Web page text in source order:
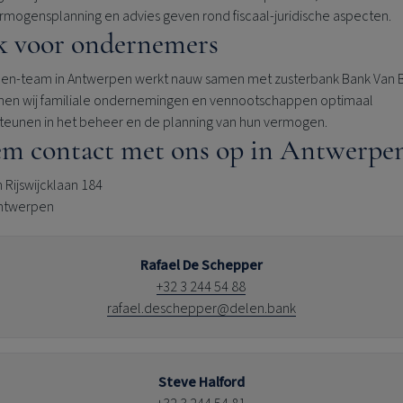
en advies geven rond fiscaal-juridische aspecten.
voor ondernemers
team in Antwerpen werkt nauw samen met zusterbank Bank Van
wij familiale ondernemingen en vennootschappen optimaal
in het beheer en de planning van hun vermogen.
contact met ons op in
Rijswijcklaan 184
Rafael De Schepper
+32 3 244 54 88
rafael.deschepper@delen.bank
Steve Halford